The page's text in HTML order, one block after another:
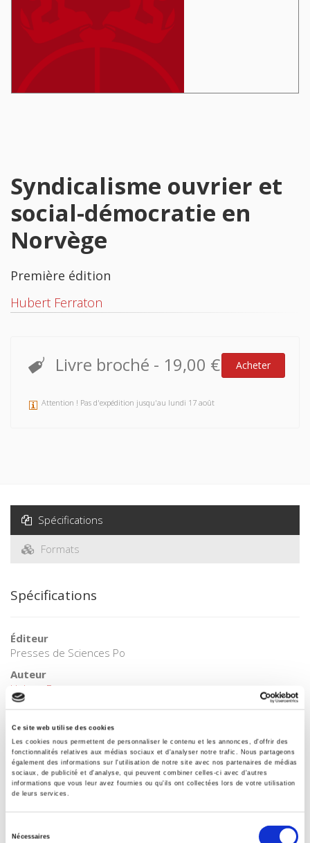
Ce site web utilise des cookies
Les cookies nous permettent de personnaliser le contenu et les annonces, d'offrir des
fonctionnalités relatives aux médias sociaux et d'analyser notre trafic. Nous partageons
également des informations sur l'utilisation de notre site avec nos partenaires de médias
sociaux, de publicité et d'analyse, qui peuvent combiner celles-ci avec d'autres
informations que vous leur avez fournies ou qu'ils ont collectées lors de votre utilisation
de leurs services.
Nécessaires
Syndicalisme ouvrier et
social-démocratie en
Norvège
Première édition
Hubert Ferraton
Livre broché - 19,00 € Acheter
Attention ! Pas d'expédition jusqu'au lundi 17 août
Spécifications
Formats
Spécifications
Éditeur
Presses de Sciences Po
Auteur
Hubert Ferraton
Collection
Académique
Langue
français
Mots clés
Ouvriers,Syndicalisme
Internet Hierarchy